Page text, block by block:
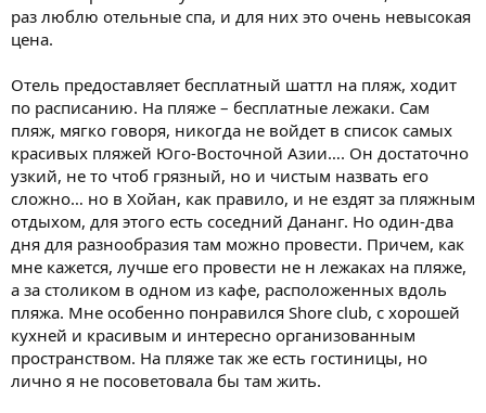
раз люблю отельные спа, и для них это очень невысокая
цена.
Отель предоставляет бесплатный шаттл на пляж, ходит
по расписанию. На пляже – бесплатные лежаки. Сам
пляж, мягко говоря, никогда не войдет в список самых
красивых пляжей Юго-Восточной Азии…. Он достаточно
узкий, не то чтоб грязный, но и чистым назвать его
сложно… но в Хойан, как правило, и не ездят за пляжным
отдыхом, для этого есть соседний Дананг. Но один-два
дня для разнообразия там можно провести. Причем, как
мне кажется, лучше его провести не н лежаках на пляже,
а за столиком в одном из кафе, расположенных вдоль
пляжа. Мне особенно понравился Shore club, с хорошей
кухней и красивым и интересно организованным
пространством. На пляже так же есть гостиницы, но
лично я не посоветовала бы там жить.